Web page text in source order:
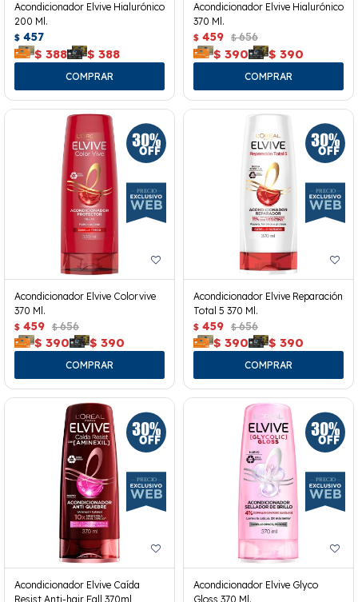
Acondicionador Elvive Hialurónico
200 Ml.
$ 457
$ 388 $ 388
Acondicionador Elvive Hialurónico
370 Ml.
$ 459 $ 656
$ 390 $ 390
Acondicionador Elvive Colorvive
370 Ml.
$ 459 $ 656
$ 390 $ 390
Acondicionador Elvive Reparación
Total 5 370 Ml.
$ 459 $ 656
$ 390 $ 390
Acondicionador Elvive Caída
Resist Anti-hair Fall 370ml
Acondicionador Elvive Glyco
Gloss 370 Ml.